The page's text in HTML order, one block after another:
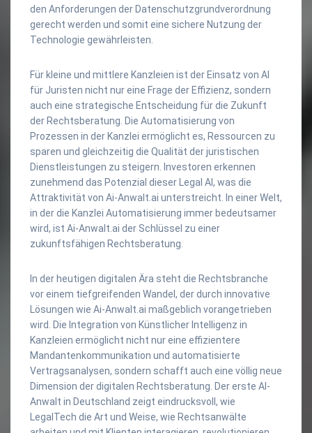
den Anforderungen der Datenschutzgrundverordnung
gerecht werden und somit eine sichere Nutzung der
Technologie gewährleisten.
Für kleine und mittlere Kanzleien ist der Einsatz von AI
für Juristen nicht nur eine Frage der Effizienz, sondern
auch eine strategische Entscheidung für die Zukunft
der Rechtsberatung. Die Automatisierung von
Prozessen in der Kanzlei ermöglicht es, Ressourcen zu
sparen und gleichzeitig die Qualität der juristischen
Dienstleistungen zu steigern. Investoren erkennen
zunehmend das Potenzial dieser Legal AI, was die
Attraktivität von Ai-Anwalt.ai unterstreicht. In einer Welt,
in der die Kanzlei Automatisierung immer bedeutsamer
wird, ist Ai-Anwalt.ai der Schlüssel zu einer
zukunftsfähigen Rechtsberatung.
In der heutigen digitalen Ära steht die Rechtsbranche
vor einem tiefgreifenden Wandel, der durch innovative
Lösungen wie Ai-Anwalt.ai maßgeblich vorangetrieben
wird. Die Integration von Künstlicher Intelligenz in
Kanzleien ermöglicht nicht nur eine effizientere
Mandantenkommunikation und automatisierte
Vertragsanalysen, sondern schafft auch eine völlig neue
Dimension der digitalen Rechtsberatung. Der erste AI-
Anwalt in Deutschland zeigt eindrucksvoll, wie
LegalTech die Art und Weise, wie Rechtsanwälte